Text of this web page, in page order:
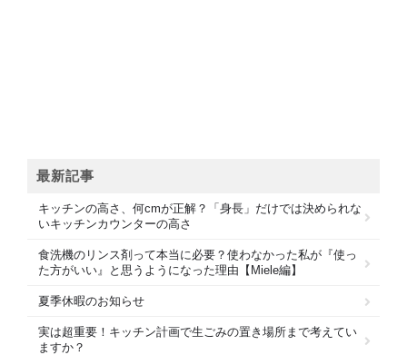
最新記事
キッチンの高さ、何cmが正解？「身長」だけでは決められな
いキッチンカウンターの高さ
食洗機のリンス剤って本当に必要？使わなかった私が『使っ
た方がいい』と思うようになった理由【Miele編】
夏季休暇のお知らせ
実は超重要！キッチン計画で生ごみの置き場所まで考えてい
ますか？